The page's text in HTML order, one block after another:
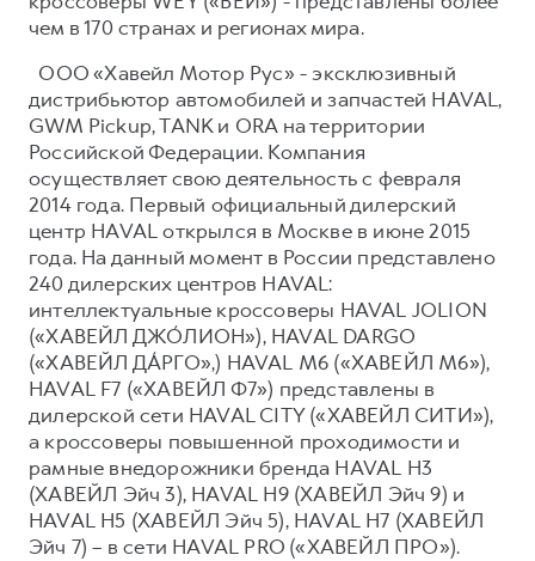
чем в 170 странах и регионах мира.
ООО «Хавейл Мотор Рус» - эксклюзивный
дистрибьютор автомобилей и запчастей HAVAL,
GWM Pickup, TANK и ORA на территории
Российской Федерации. Компания
осуществляет свою деятельность с февраля
2014 года. Первый официальный дилерский
центр HAVAL открылся в Москве в июне 2015
года. На данный момент в России представлено
240 дилерских центров HAVAL:
интеллектуальные кроссоверы HAVAL JOLION
(«ХАВЕЙЛ ДЖО́ЛИОН»), HAVAL DARGO
(«ХАВЕЙЛ ДА́РГО»,) HAVAL М6 («ХАВЕЙЛ M6»),
HAVAL F7 («ХАВЕЙЛ Ф7») представлены в
дилерской сети HAVAL CITY («ХАВЕЙЛ СИТИ»),
а кроссоверы повышенной проходимости и
рамные внедорожники бренда HAVAL H3
(ХАВЕЙЛ Эйч 3), HAVAL H9 (ХАВЕЙЛ Эйч 9) и
HAVAL H5 (ХАВЕЙЛ Эйч 5), HAVAL H7 (ХАВЕЙЛ
Эйч 7) – в сети HAVAL PRO («ХАВЕЙЛ ПРО»).